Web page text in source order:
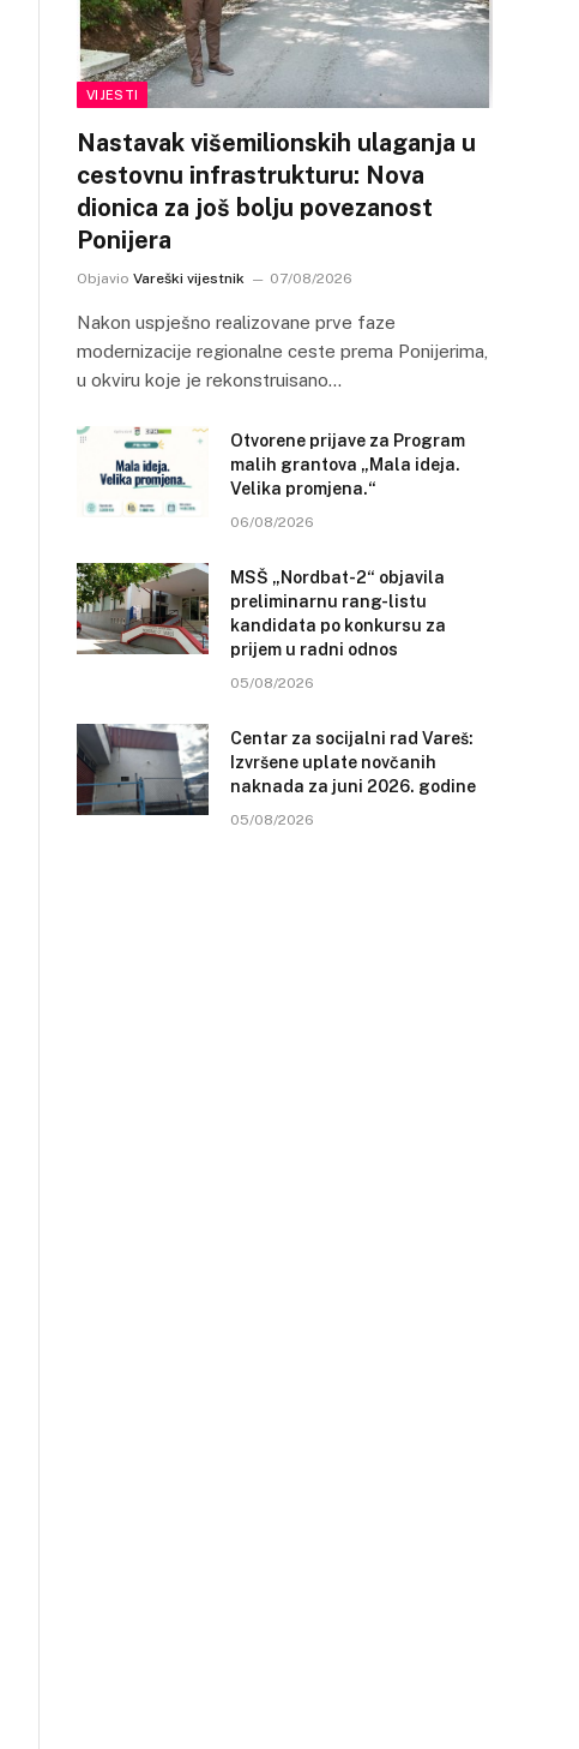
VIJESTI
Nastavak višemilionskih ulaganja u
cestovnu infrastrukturu: Nova
dionica za još bolju povezanost
Ponijera
Objavio Vareški vijestnik 07/08/2026
Nakon uspješno realizovane prve faze
modernizacije regionalne ceste prema Ponijerima,
u okviru koje je rekonstruisano…
Otvorene prijave za Program
malih grantova „Mala ideja.
Velika promjena.“
06/08/2026
MSŠ „Nordbat-2“ objavila
preliminarnu rang-listu
kandidata po konkursu za
prijem u radni odnos
05/08/2026
Centar za socijalni rad Vareš:
Izvršene uplate novčanih
naknada za juni 2026. godine
05/08/2026